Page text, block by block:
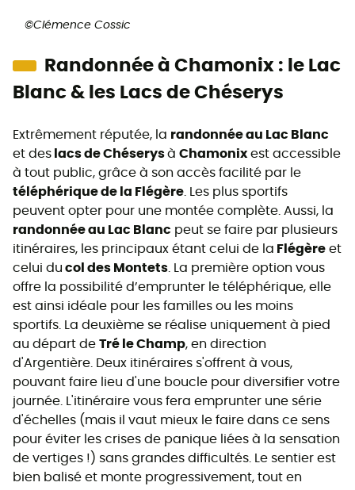
©Clémence Cossic
Randonnée à Chamonix : le Lac
Blanc & les Lacs de Chéserys
Extrêmement réputée, la randonnée au Lac Blanc
et des lacs de Chéserysà Chamonix est accessible
à tout public, grâce à son accès facilité par le
téléphérique de la Flégère . Les plus sportifs
peuvent opter pour une montée complète. Aussi, la
randonnée au Lac Blanc peut se faire par plusieurs
itinéraires, les principaux étant celui de la Flégère et
celui du col des Montets . La première option vous
offre la possibilité d’emprunter le téléphérique, elle
est ainsi idéale pour les familles ou les moins
sportifs. La deuxième se réalise uniquement à pied
au départ de Tré le Champ, en direction
d'Argentière. Deux itinéraires s'offrent à vous,
pouvant faire lieu d'une boucle pour diversifier votre
journée. L'itinéraire vous fera emprunter une série
d'échelles (mais il vaut mieux le faire dans ce sens
pour éviter les crises de panique liées à la sensation
de vertiges !) sans grandes difficultés. Le sentier est
bien balisé et monte progressivement, tout en